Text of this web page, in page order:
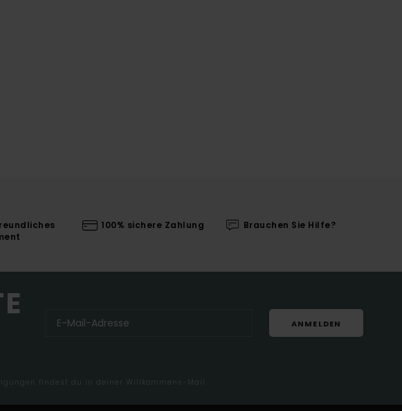
100% sichere Zahlung Brauchen Sie Hilfe?
ANMELDEN
findest du in deiner Willkommens-Mail